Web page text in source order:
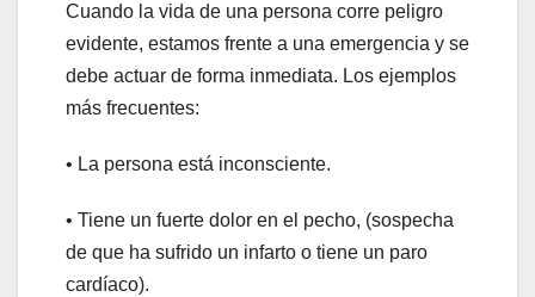
Cuando la vida de una persona corre peligro
evidente, estamos frente a una emergencia y se
debe actuar de forma inmediata. Los ejemplos
más frecuentes:
• La persona está inconsciente.
• Tiene un fuerte dolor en el pecho, (sospecha
de que ha sufrido un infarto o tiene un paro
cardíaco).